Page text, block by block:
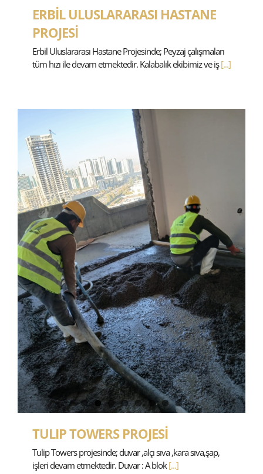
ERBİL ULUSLARARASI HASTANE
PROJESİ
Erbil Uluslararası Hastane Projesinde; Peyzaj çalışmaları
tüm hızı ile devam etmektedir. Kalabalık ekibimiz ve iş[...]
TULIP TOWERS PROJESİ
Tulip Towers projesinde; duvar ,alçı sıva ,kara sıva,şap,
işleri devam etmektedir. Duvar : A blok[...]